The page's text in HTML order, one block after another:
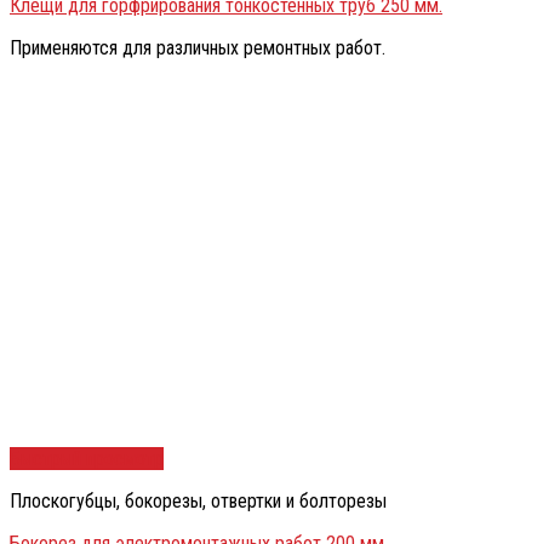
Клещи для горфрирования тонкостенных труб 250 мм.
Применяются для различных ремонтных работ.
Плоскогубцы, бокорезы, отвертки и болторезы